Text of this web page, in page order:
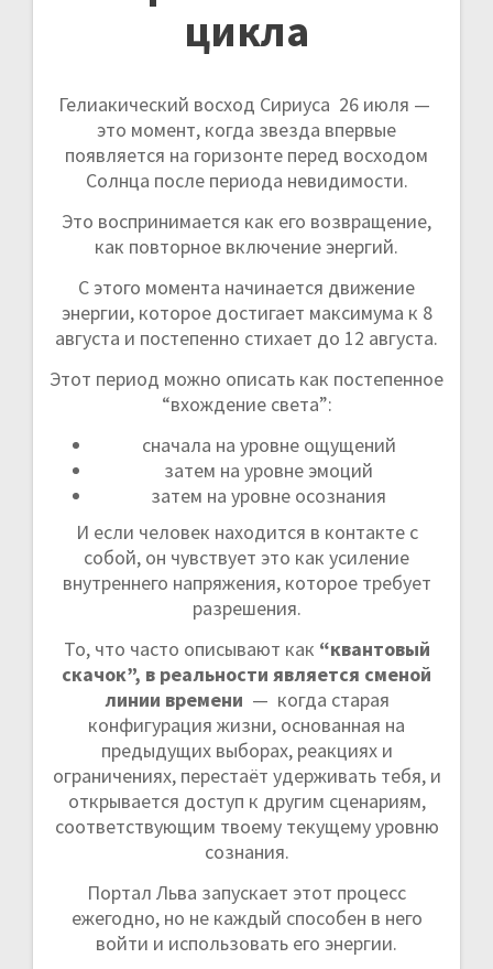
цикла
Гелиакический восход Сириуса 26 июля —
это момент, когда звезда впервые
появляется на горизонте перед восходом
Солнца после периода невидимости.
Это воспринимается как его возвращение,
как повторное включение энергий.
С этого момента начинается движение
энергии, которое достигает максимума к 8
августа и постепенно стихает до 12 августа.
Этот период можно описать как постепенное
“вхождение света”:
сначала на уровне ощущений
затем на уровне эмоций
затем на уровне осознания
И если человек находится в контакте с
собой, он чувствует это как усиление
внутреннего напряжения, которое требует
разрешения.
То, что часто описывают как “квантовый
скачок”, в реальности является сменой
линии времени — когда старая
конфигурация жизни, основанная на
предыдущих выборах, реакциях и
ограничениях, перестаёт удерживать тебя, и
открывается доступ к другим сценариям,
соответствующим твоему текущему уровню
сознания.
Портал Льва запускает этот процесс
ежегодно, но не каждый способен в него
войти и использовать его энергии.